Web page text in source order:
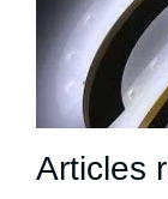
Articles